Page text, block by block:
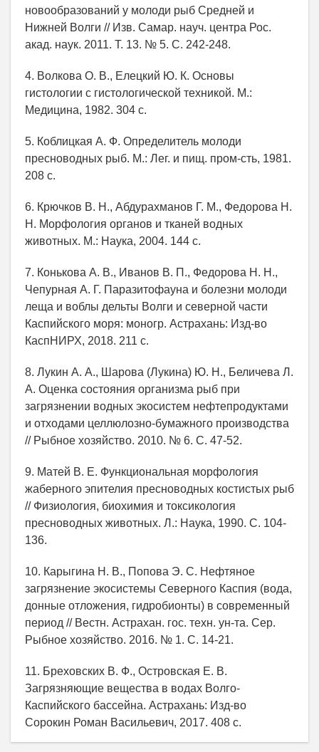
новообразований у молоди рыб Средней и
Нижней Волги // Изв. Самар. науч. центра Рос.
акад. наук. 2011. Т. 13. № 5. С. 242-248.
4. Волкова О. В., Елецкий Ю. К. Основы
гистологии с гистологической техникой. М.:
Медицина, 1982. 304 с.
5. Коблицкая А. Ф. Определитель молоди
пресноводных рыб. М.: Лег. и пищ. пром-сть, 1981.
208 с.
6. Крючков В. Н., Абдурахманов Г. М., Федорова Н.
Н. Морфология органов и тканей водных
животных. М.: Наука, 2004. 144 с.
7. Конькова А. В., Иванов В. П., Федорова Н. Н.,
Чепурная А. Г. Паразитофауна и болезни молоди
леща и воблы дельты Волги и северной части
Каспийского моря: моногр. Астрахань: Изд-во
КаспНИРХ, 2018. 211 с.
8. Лукин А. А., Шарова (Лукина) Ю. Н., Беличева Л.
А. Оценка состояния организма рыб при
загрязнении водных экосистем нефтепродуктами
и отходами целлюлозно-бумажного производства
// Рыбное хозяйство. 2010. № 6. С. 47-52.
9. Матей В. Е. Функциональная морфология
жаберного эпителия пресноводных костистых рыб
// Физиология, биохимия и токсикология
пресноводных животных. Л.: Наука, 1990. С. 104-
136.
10. Карыгина Н. В., Попова Э. С. Нефтяное
загрязнение экосистемы Северного Каспия (вода,
донные отложения, гидробионты) в современный
период // Вестн. Астрахан. гос. техн. ун-та. Сер.
Рыбное хозяйство. 2016. № 1. С. 14-21.
11. Бреховских В. Ф., Островская Е. В.
Загрязняющие вещества в водах Волго-
Каспийского бассейна. Астрахань: Изд-во
Сорокин Роман Васильевич, 2017. 408 с.